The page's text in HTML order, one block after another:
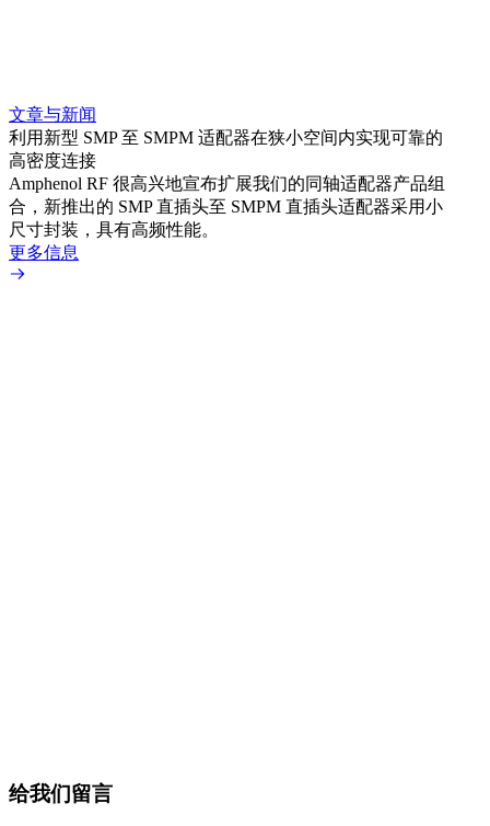
文章与新闻
利用新型 SMP 至 SMPM 适配器在狭小空间内实现可靠的
高密度连接
Amphenol RF 很高兴地宣布扩展我们的同轴适配器产品组
合，新推出的 SMP 直插头至 SMPM 直插头适配器采用小
尺寸封装，具有高频性能。
更多信息
给我们留言